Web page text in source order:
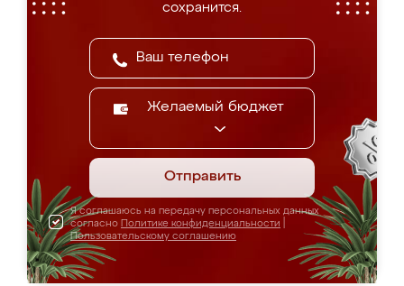
сохранится.
Желаемый бюджет
Отправить
Я соглашаюсь на передачу персональных данных
согласно Политике конфиденциальности
Пользовательскому соглашению